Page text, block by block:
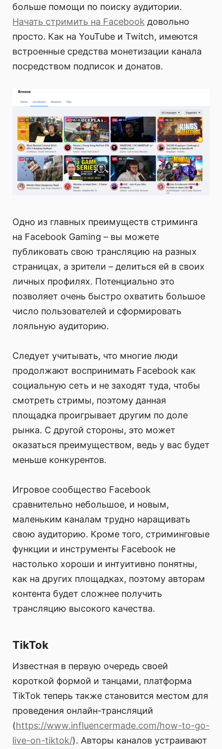
больше помощи по поиску аудитории.
Начать стримить на Facebook довольно
просто. Как на YouTube и Twitch, имеются
встроенные средства монетизации канала
посредством подписок и донатов.
Одно из главных преимуществ стриминга
на Facebook Gaming – вы можете
публиковать свою трансляцию на разных
страницах, а зрители – делиться ей в своих
личных профилях. Потенциально это
позволяет очень быстро охватить большое
число пользователей и сформировать
лояльную аудиторию.
Следует учитывать, что многие люди
продолжают воспринимать Facebook как
социальную сеть и не заходят туда, чтобы
смотреть стримы, поэтому данная
площадка проигрывает другим по доле
рынка. С другой стороны, это может
оказаться преимуществом, ведь у вас будет
меньше конкурентов.
Игровое сообщество Facebook
сравнительно небольшое, и новым,
маленьким каналам трудно наращивать
свою аудиторию. Кроме того, стриминговые
функции и инструменты Facebook не
настолько хороши и интуитивно понятны,
как на других площадках, поэтому авторам
контента будет сложнее получить
трансляцию высокого качества.
TikTok
Известная в первую очередь своей
короткой формой и танцами, платформа
TikTok теперь также становится местом для
проведения онлайн-трансляций
(https://www.influencermade.com/how-to-go-
live-on-tiktok/). Авторы каналов устраивают